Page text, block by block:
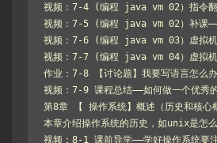
视频：7-4 (编程 java vm 02）指令
视频：7-5 (编程 java vm 02）补课
视频：7-6 (编程 java vm 03）虚拟
视频：7-7 (编程 java vm 04）虚拟
作业：7-8 【讨论题】我要写语言怎么办
视频：7-9 课程总结——如何做一个优
第8章 【 操作系统】概述（历史和核
本章介绍操作系统的历史，如unix是怎
视频：8-1 课前导学——学好操作系统